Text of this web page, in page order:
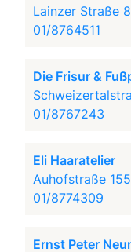
Lainzer Straße
01/8764511
Die Frisur &
01/8767243
Eli Haaratelier
Auhofstraße 155
01/8774309
Ernst Peter